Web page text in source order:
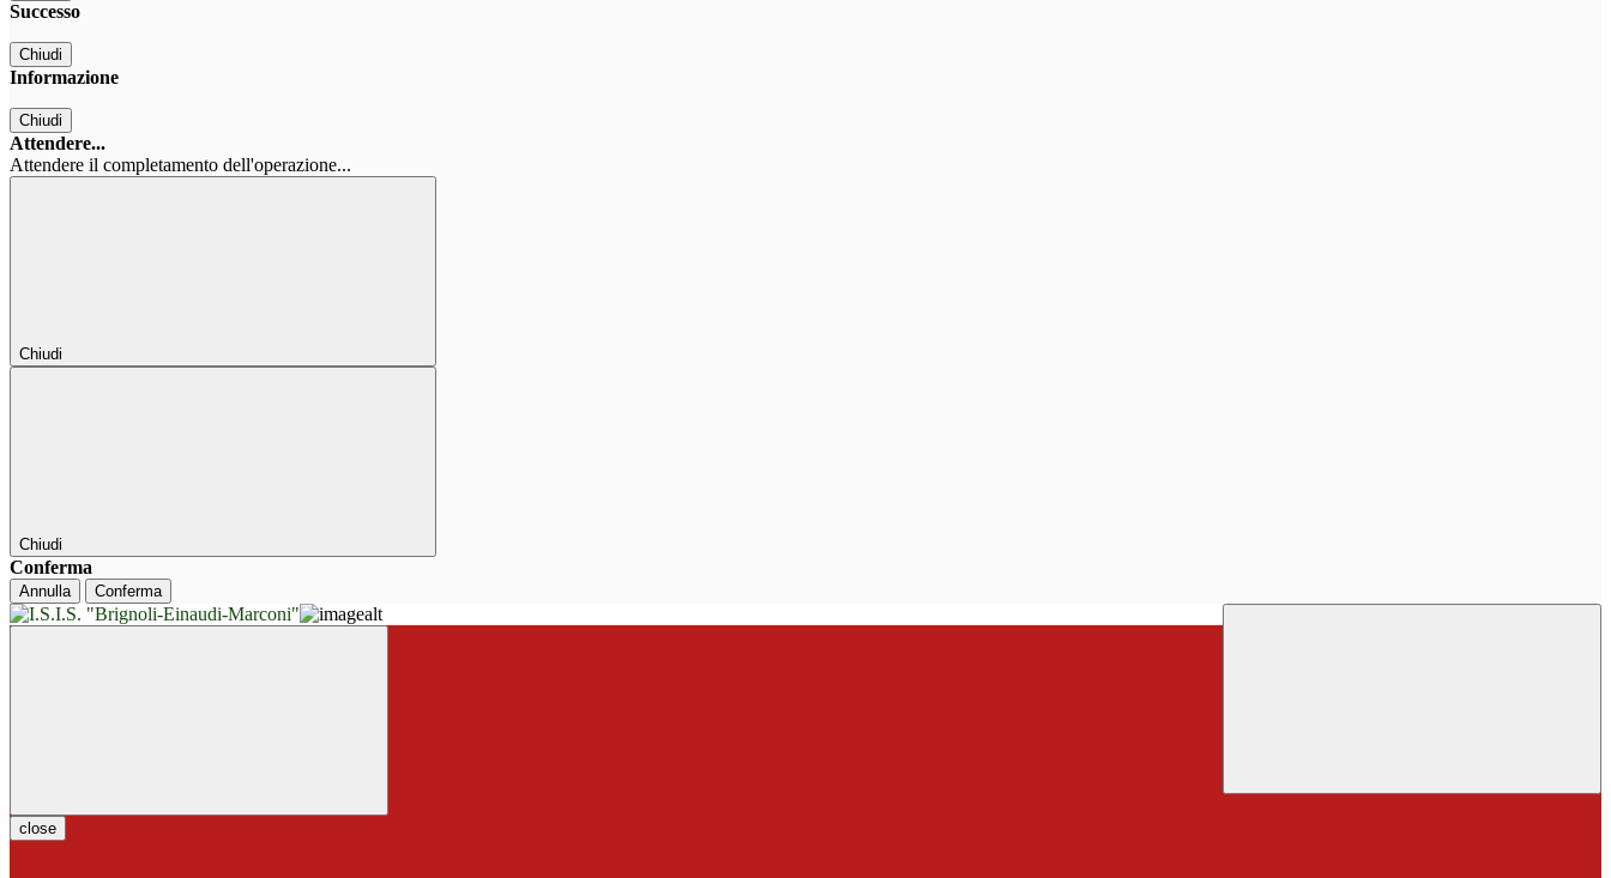
Successo
Chiudi
Informazione
Chiudi
Attendere...
Attendere il completamento dell'operazione...
Chiudi
Chiudi
Conferma
Annulla Conferma
close